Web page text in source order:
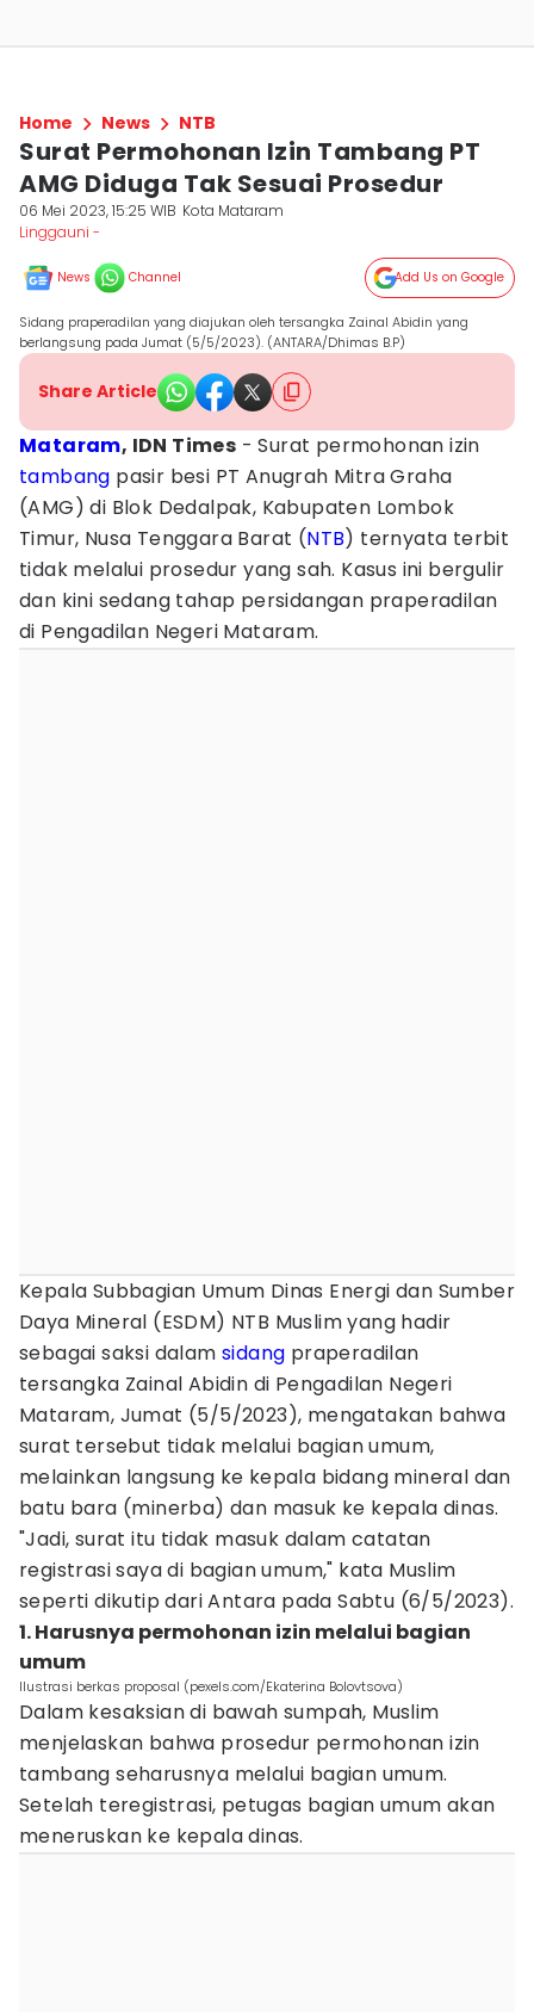
Home News NTB
Surat Permohonan Izin Tambang PT
AMG Diduga Tak Sesuai Prosedur
06 Mei 2023, 15:25 WIB Kota Mataram
Linggauni -
News Channel Add Us on Google
Sidang praperadilan yang diajukan oleh tersangka Zainal Abidin yang
berlangsung pada Jumat (5/5/2023). (ANTARA/Dhimas B.P)
Share Article
Mataram, IDN Times - Surat permohonan izin
tambang pasir besi PT Anugrah Mitra Graha
(AMG) di Blok Dedalpak, Kabupaten Lombok
Timur, Nusa Tenggara Barat (NTB) ternyata terbit
tidak melalui prosedur yang sah. Kasus ini bergulir
dan kini sedang tahap persidangan praperadilan
di Pengadilan Negeri Mataram.
Kepala Subbagian Umum Dinas Energi dan Sumber
Daya Mineral (ESDM) NTB Muslim yang hadir
sebagai saksi dalam sidang praperadilan
tersangka Zainal Abidin di Pengadilan Negeri
Mataram, Jumat (5/5/2023), mengatakan bahwa
surat tersebut tidak melalui bagian umum,
melainkan langsung ke kepala bidang mineral dan
batu bara (minerba) dan masuk ke kepala dinas.
"Jadi, surat itu tidak masuk dalam catatan
registrasi saya di bagian umum," kata Muslim
seperti dikutip dari Antara pada Sabtu (6/5/2023).
1. Harusnya permohonan izin melalui bagian
umum
Ilustrasi berkas proposal (pexels.com/Ekaterina Bolovtsova)
Dalam kesaksian di bawah sumpah, Muslim
menjelaskan bahwa prosedur permohonan izin
tambang seharusnya melalui bagian umum.
Setelah teregistrasi, petugas bagian umum akan
meneruskan ke kepala dinas.